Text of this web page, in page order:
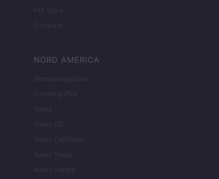
Pet Story
Encocina
NORD AMERICA
Womanmagazine
Investing Plus
Newz
Newz US
Newz California
Newz Texas
Newz Florida